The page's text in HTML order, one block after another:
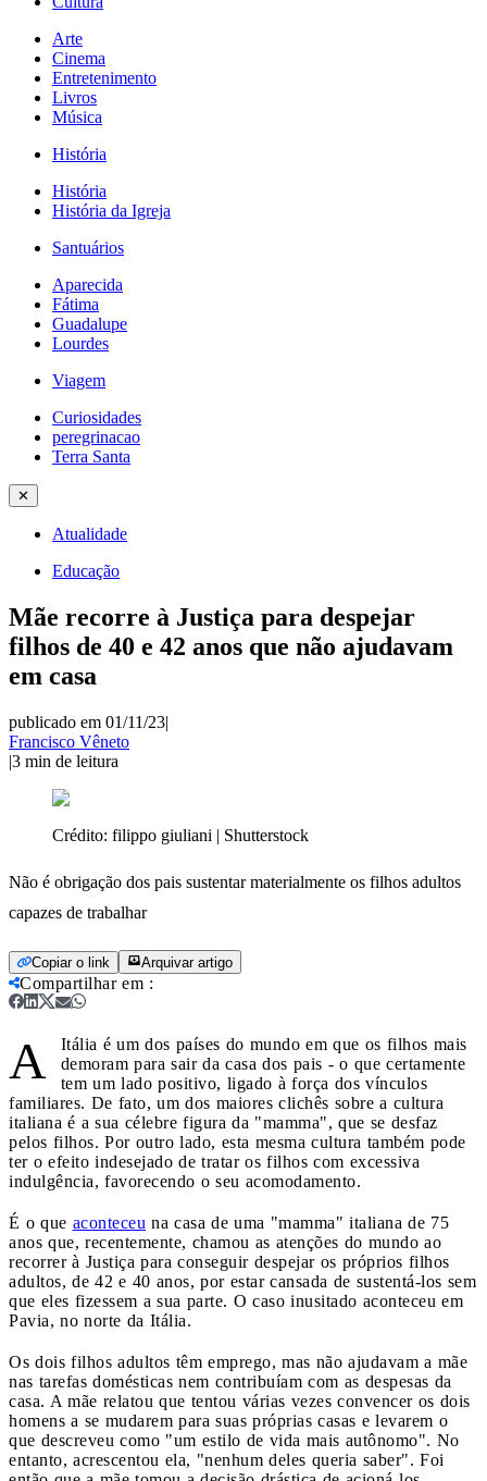
Arte
Cinema
Entretenimento
Livros
Música
História
História
História da Igreja
Santuários
Aparecida
Fátima
Guadalupe
Lourdes
Viagem
Curiosidades
peregrinacao
Terra Santa
✕
Atualidade
Educação
Mãe recorre à Justiça para despejar
filhos de 40 e 42 anos que não ajudavam
em casa
publicado em 01/11/23|
Francisco Vêneto
|3 min de leitura
Crédito: filippo giuliani | Shutterstock
Não é obrigação dos pais sustentar materialmente os filhos adultos
capazes de trabalhar
Copiar o link Arquivar artigo
Compartilhar em :
A
Itália é um dos países do mundo em que os filhos mais
demoram para sair da casa dos pais - o que certamente
tem um lado positivo, ligado à força dos vínculos
familiares. De fato, um dos maiores clichês sobre a cultura
italiana é a sua célebre figura da "mamma", que se desfaz
pelos filhos. Por outro lado, esta mesma cultura também pode
ter o efeito indesejado de tratar os filhos com excessiva
indulgência, favorecendo o seu acomodamento.
É o que aconteceu na casa de uma "mamma" italiana de 75
anos que, recentemente, chamou as atenções do mundo ao
recorrer à Justiça para conseguir despejar os próprios filhos
adultos, de 42 e 40 anos, por estar cansada de sustentá-los sem
que eles fizessem a sua parte. O caso inusitado aconteceu em
Pavia, no norte da Itália.
Os dois filhos adultos têm emprego, mas não ajudavam a mãe
nas tarefas domésticas nem contribuíam com as despesas da
casa. A mãe relatou que tentou várias vezes convencer os dois
homens a se mudarem para suas próprias casas e levarem o
que descreveu como "um estilo de vida mais autônomo". No
entanto, acrescentou ela, "nenhum deles queria saber". Foi